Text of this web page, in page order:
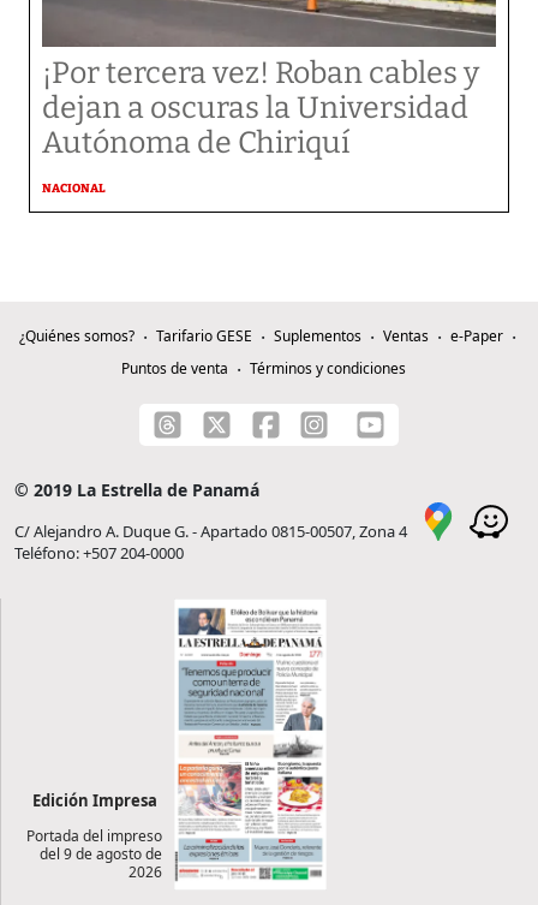
¡Por tercera vez! Roban cables y
dejan a oscuras la Universidad
Autónoma de Chiriquí
NACIONAL
¿Quiénes somos? Tarifario GESE Suplementos Ventas
e-Paper
Puntos de venta
Términos y condiciones
© 2019 La Estrella de Panamá
C/ Alejandro A. Duque G. - Apartado 0815-00507, Zona 4
Teléfono: +507 204-0000
Edición Impresa
Portada del impreso
del 9 de agosto de
2026